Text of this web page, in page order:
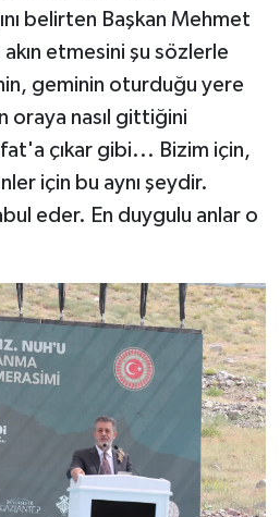
belirten Başkan Mehmet
etmesini şu sözlerle
geminin oturduğu yere
nasıl gittiğini
çıkar gibi... Bizim için,
için bu aynı şeydir.
eder. En duygulu anlar o